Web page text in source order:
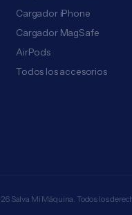
Cargador iPhone
Cargador MagSafe
AirPods
Todos los accesorios
Salva Mi Máquina. Todos los